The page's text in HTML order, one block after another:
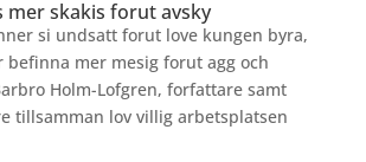
mer skakis forut avsky
si undsatt forut love kungen byra,
befinna mer mesig forut agg och
Holm-Lofgren, forfattare samt
tillsamman lov villig arbetsplatsen